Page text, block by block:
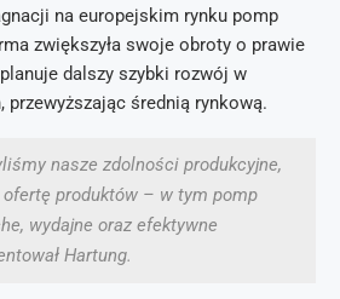
na europejskim rynku pomp
zwiększyła swoje obroty o prawie
dalszy szybki rozwój w
przewyższając średnią rynkową.
nasze zdolności produkcyjne,
produktów – w tym pomp
wydajne oraz efektywne
Hartung.